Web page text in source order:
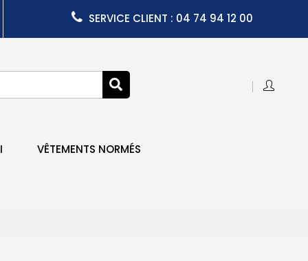
SERVICE CLIENT : 04 74 94 12 00
VÊTEMENTS NORMÉS